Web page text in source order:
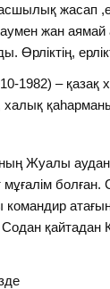
жасап
жан аямай
Өрліктің,
1982) – қазақ
халық
Жуалы
мұғалім
Содан